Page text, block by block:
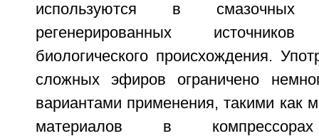
используются в
регенерированных
биологического происхождения.
сложных эфиров ограничено
вариантами применения, такими как
материалов в компрессорах